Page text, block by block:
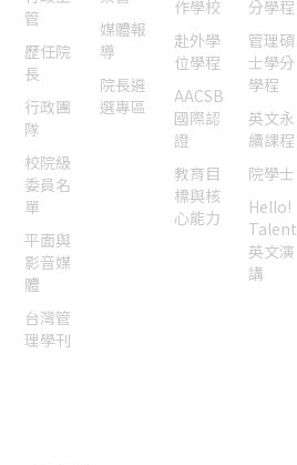
管
歷任院
長
行政團
隊
校院級
委員名
單
平面與
影音媒
體
台灣管
理學刊
媒體報
導
院長遴
選專區
作學校
赴外學
位學程
AACSB
國際認
證
教育目
標與核
心能力
分學程
管理碩
士學分
學程
英文永
續課程
院學士
Hello!
Talent
英文演
講